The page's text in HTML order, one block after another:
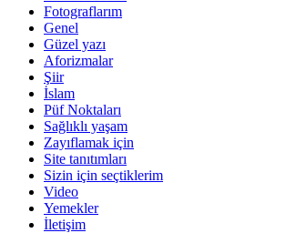
Fotograflarım
Genel
Güzel yazı
Aforizmalar
Şiir
İslam
Püf Noktaları
Sağlıklı yaşam
Zayıflamak için
Site tanıtımları
Sizin için seçtiklerim
Video
Yemekler
İletişim